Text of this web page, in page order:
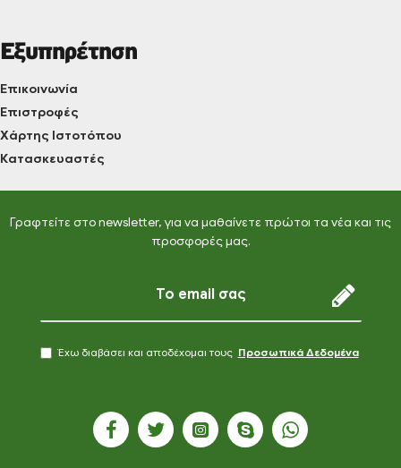
Εξυπηρέτηση
Επικοινωνία
Επιστροφές
Χάρτης Ιστοτόπου
Κατασκευαστές
Γραφτείτε στο newsletter, για να μαθαίνετε πρώτοι τα νέα και τις
προσφορές μας.
Έχω διαβάσει και αποδέχομαι τους Προσωπικά Δεδομένα